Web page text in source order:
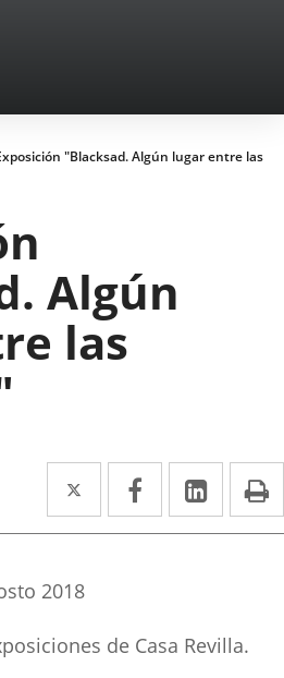
"Blacksad. Algún lugar entre las
Algún
las
Twitter
Enlace
a
aplicación
externa.
Facebook
Enlace
a
externa.
Enlace
a
2018
de Casa Revilla.